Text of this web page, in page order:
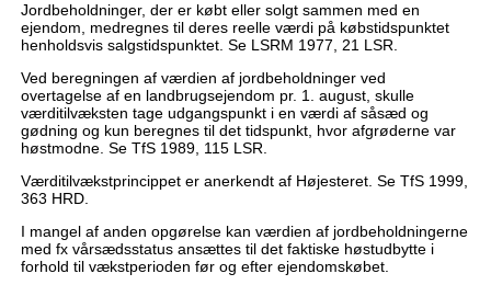
Jordbeholdninger, der er købt eller solgt sammen med en
ejendom, medregnes til deres reelle værdi på købstidspunktet
henholdsvis salgstidspunktet. Se LSRM 1977, 21 LSR.
Ved beregningen af værdien af jordbeholdninger ved
overtagelse af en landbrugsejendom pr. 1. august, skulle
værditilvæksten tage udgangspunkt i en værdi af såsæd og
gødning og kun beregnes til det tidspunkt, hvor afgrøderne var
høstmodne. Se TfS 1989, 115 LSR.
Værditilvækstprincippet er anerkendt af Højesteret. Se TfS 1999,
363 HRD.
I mangel af anden opgørelse kan værdien af jordbeholdningerne
med fx vårsædsstatus ansættes til det faktiske høstudbytte i
forhold til vækstperioden før og efter ejendomskøbet.